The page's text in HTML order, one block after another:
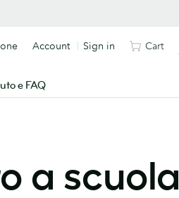
e FAQ
Account Sign in Cart
a scuola